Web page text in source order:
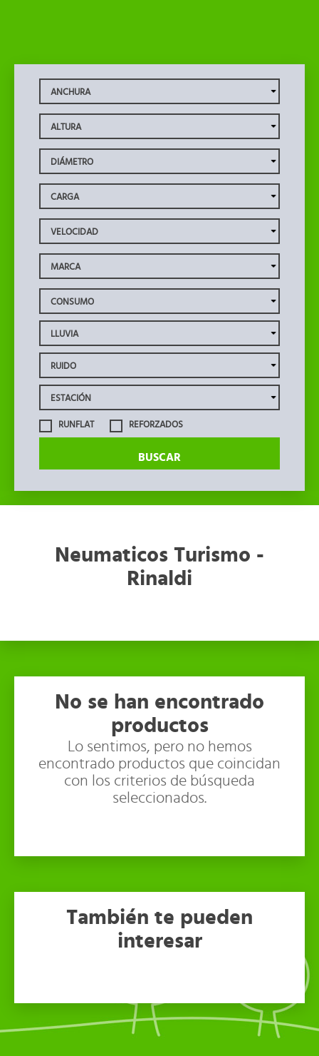
RUNFLAT REFORZADOS
BUSCAR
Neumaticos Turismo -
Rinaldi
No se han encontrado
productos
Lo sentimos, pero no hemos
encontrado productos que coincidan
con los criterios de búsqueda
seleccionados.
También te pueden
interesar